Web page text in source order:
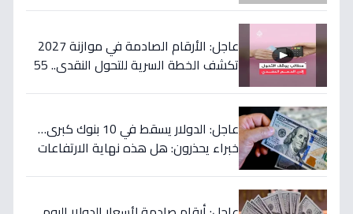
عاجل: الأرقام الصادمة في موازنة 2027
تكشف الخطة السرية للتحول النقدي.. 55
عاجل: الدولار يسقط في 10 بنوك كبرى…
خبراء يحذرون: هل هذه نهاية الارتفاعات